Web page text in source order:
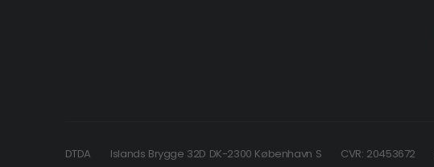
DTDA Islands Brygge 32D DK-2300 København S CVR: 20453672